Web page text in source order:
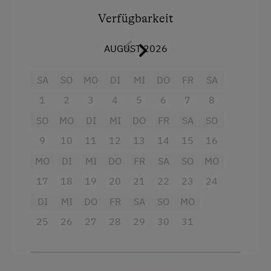
Regionale Spezialitäten
Vinothek
Österreichische Spezialitäten
Übernachtung mit Frühstück
Übernachtung mit Halbpension
Service
Kostenlose Zeitschriften in der Lobby
Transfer Bahnhof
Doppelbett
Verfügbarkeit
AUGUST 2026
SA
1
SO
2
MO
3
DI
4
MI
5
DO
6
FR
7
SA
8
SO
9
MO
10
DI
11
MI
12
DO
13
FR
14
SA
15
SO
16
MO
17
DI
18
MI
19
DO
20
FR
21
SA
22
SO
23
MO
24
DI
25
MI
26
DO
27
FR
28
SA
29
SO
30
MO
31